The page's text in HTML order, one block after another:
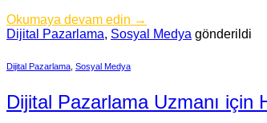
Okumaya devam edin →
Dijital Pazarlama, Sosyal Medya gönderildi
Dijital Pazarlama Sosyal Medya
Dijital Pazarlama Uzmanı